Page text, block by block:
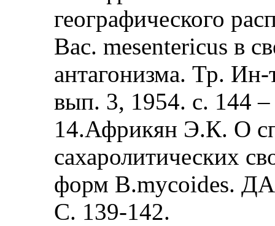
географического
Bac. mesentericus в
антагонизма. Тр.
вып. 3, 1954. с. 144
14.Африкян Э.К. О
сахаролитических
форм B.mycoides.
С. 139-142.